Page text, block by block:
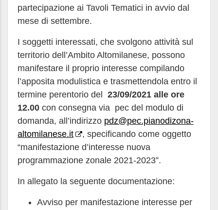
partecipazione ai Tavoli Tematici in avvio dal
mese di settembre.
I soggetti interessati, che svolgono attività sul
territorio dell’Ambito Altomilanese, possono
manifestare il proprio interesse compilando
l’apposita modulistica e trasmettendola entro il
termine perentorio del 23/09/2021 alle ore
12.00 con consegna via pec del modulo di
domanda, all’indirizzo pdz@pec.pianodizona-
altomilanese.it
, specificando come oggetto
“manifestazione d’interesse nuova
programmazione zonale 2021-2023”.
In allegato la seguente documentazione:
Avviso per manifestazione interesse per